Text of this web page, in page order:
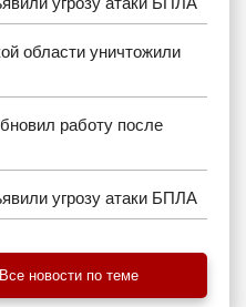
области уничтожили
работу после
угрозу атаки БПЛА
Все новости по теме